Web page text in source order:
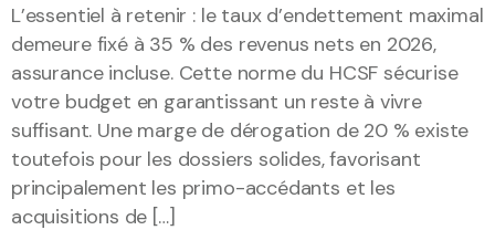
L’essentiel à retenir : le taux d’endettement maximal
demeure fixé à 35 % des revenus nets en 2026,
assurance incluse. Cette norme du HCSF sécurise
votre budget en garantissant un reste à vivre
suffisant. Une marge de dérogation de 20 % existe
toutefois pour les dossiers solides, favorisant
principalement les primo-accédants et les
acquisitions de […]